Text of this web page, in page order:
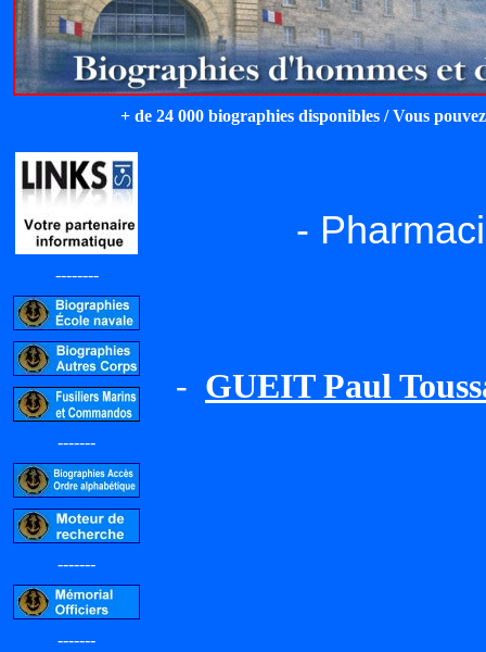
+ de 24 000 biographies disponibles / Vous
--------
-------
-------
-------
-
- GUEIT Paul